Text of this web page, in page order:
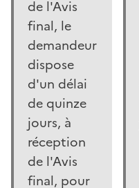
de l'Avis
final, le
demandeur
dispose
d'un délai
de quinze
jours, à
réception
de l'Avis
final, pour